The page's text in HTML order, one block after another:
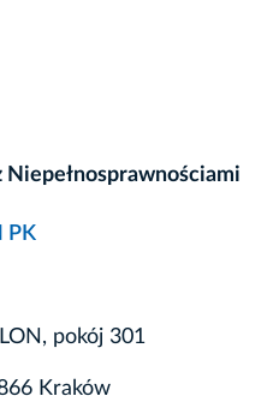
PK
pokój 301
Kraków